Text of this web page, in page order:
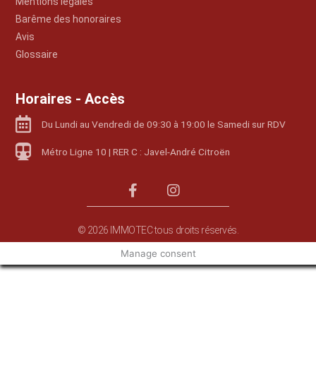
Barême des honoraires
Avis
Glossaire
Horaires - Accès
Du Lundi au Vendredi de 09:30 à 19:00 le Samedi sur RDV
Métro Ligne 10 | RER C : Javel-André Citroën
© 2026 IMMOTEC tous droits réservés.
Manage consent